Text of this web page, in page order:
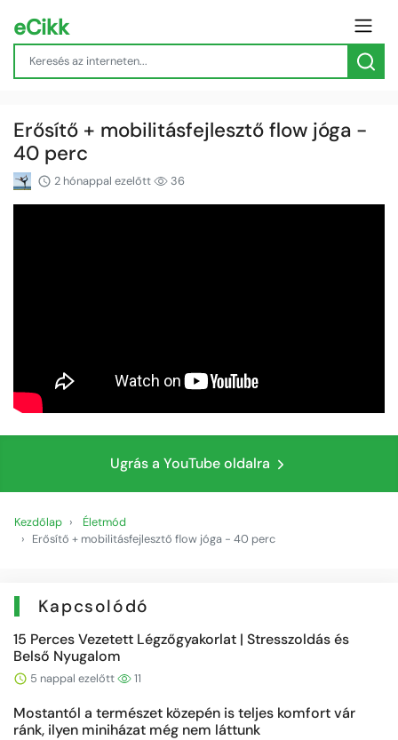
eCikk
Erősítő + mobilitásfejlesztő flow jóga -
40 perc
2 hónappal ezelőtt 36
Ugrás a YouTube oldalra
Kezdőlap
Életmód
Erősítő + mobilitásfejlesztő flow jóga - 40 perc
Kapcsolódó
15 Perces Vezetett Légzőgyakorlat | Stresszoldás és
Belső Nyugalom
5 nappal ezelőtt 11
Mostantól a természet közepén is teljes komfort vár
ránk, ilyen miniházat még nem láttunk